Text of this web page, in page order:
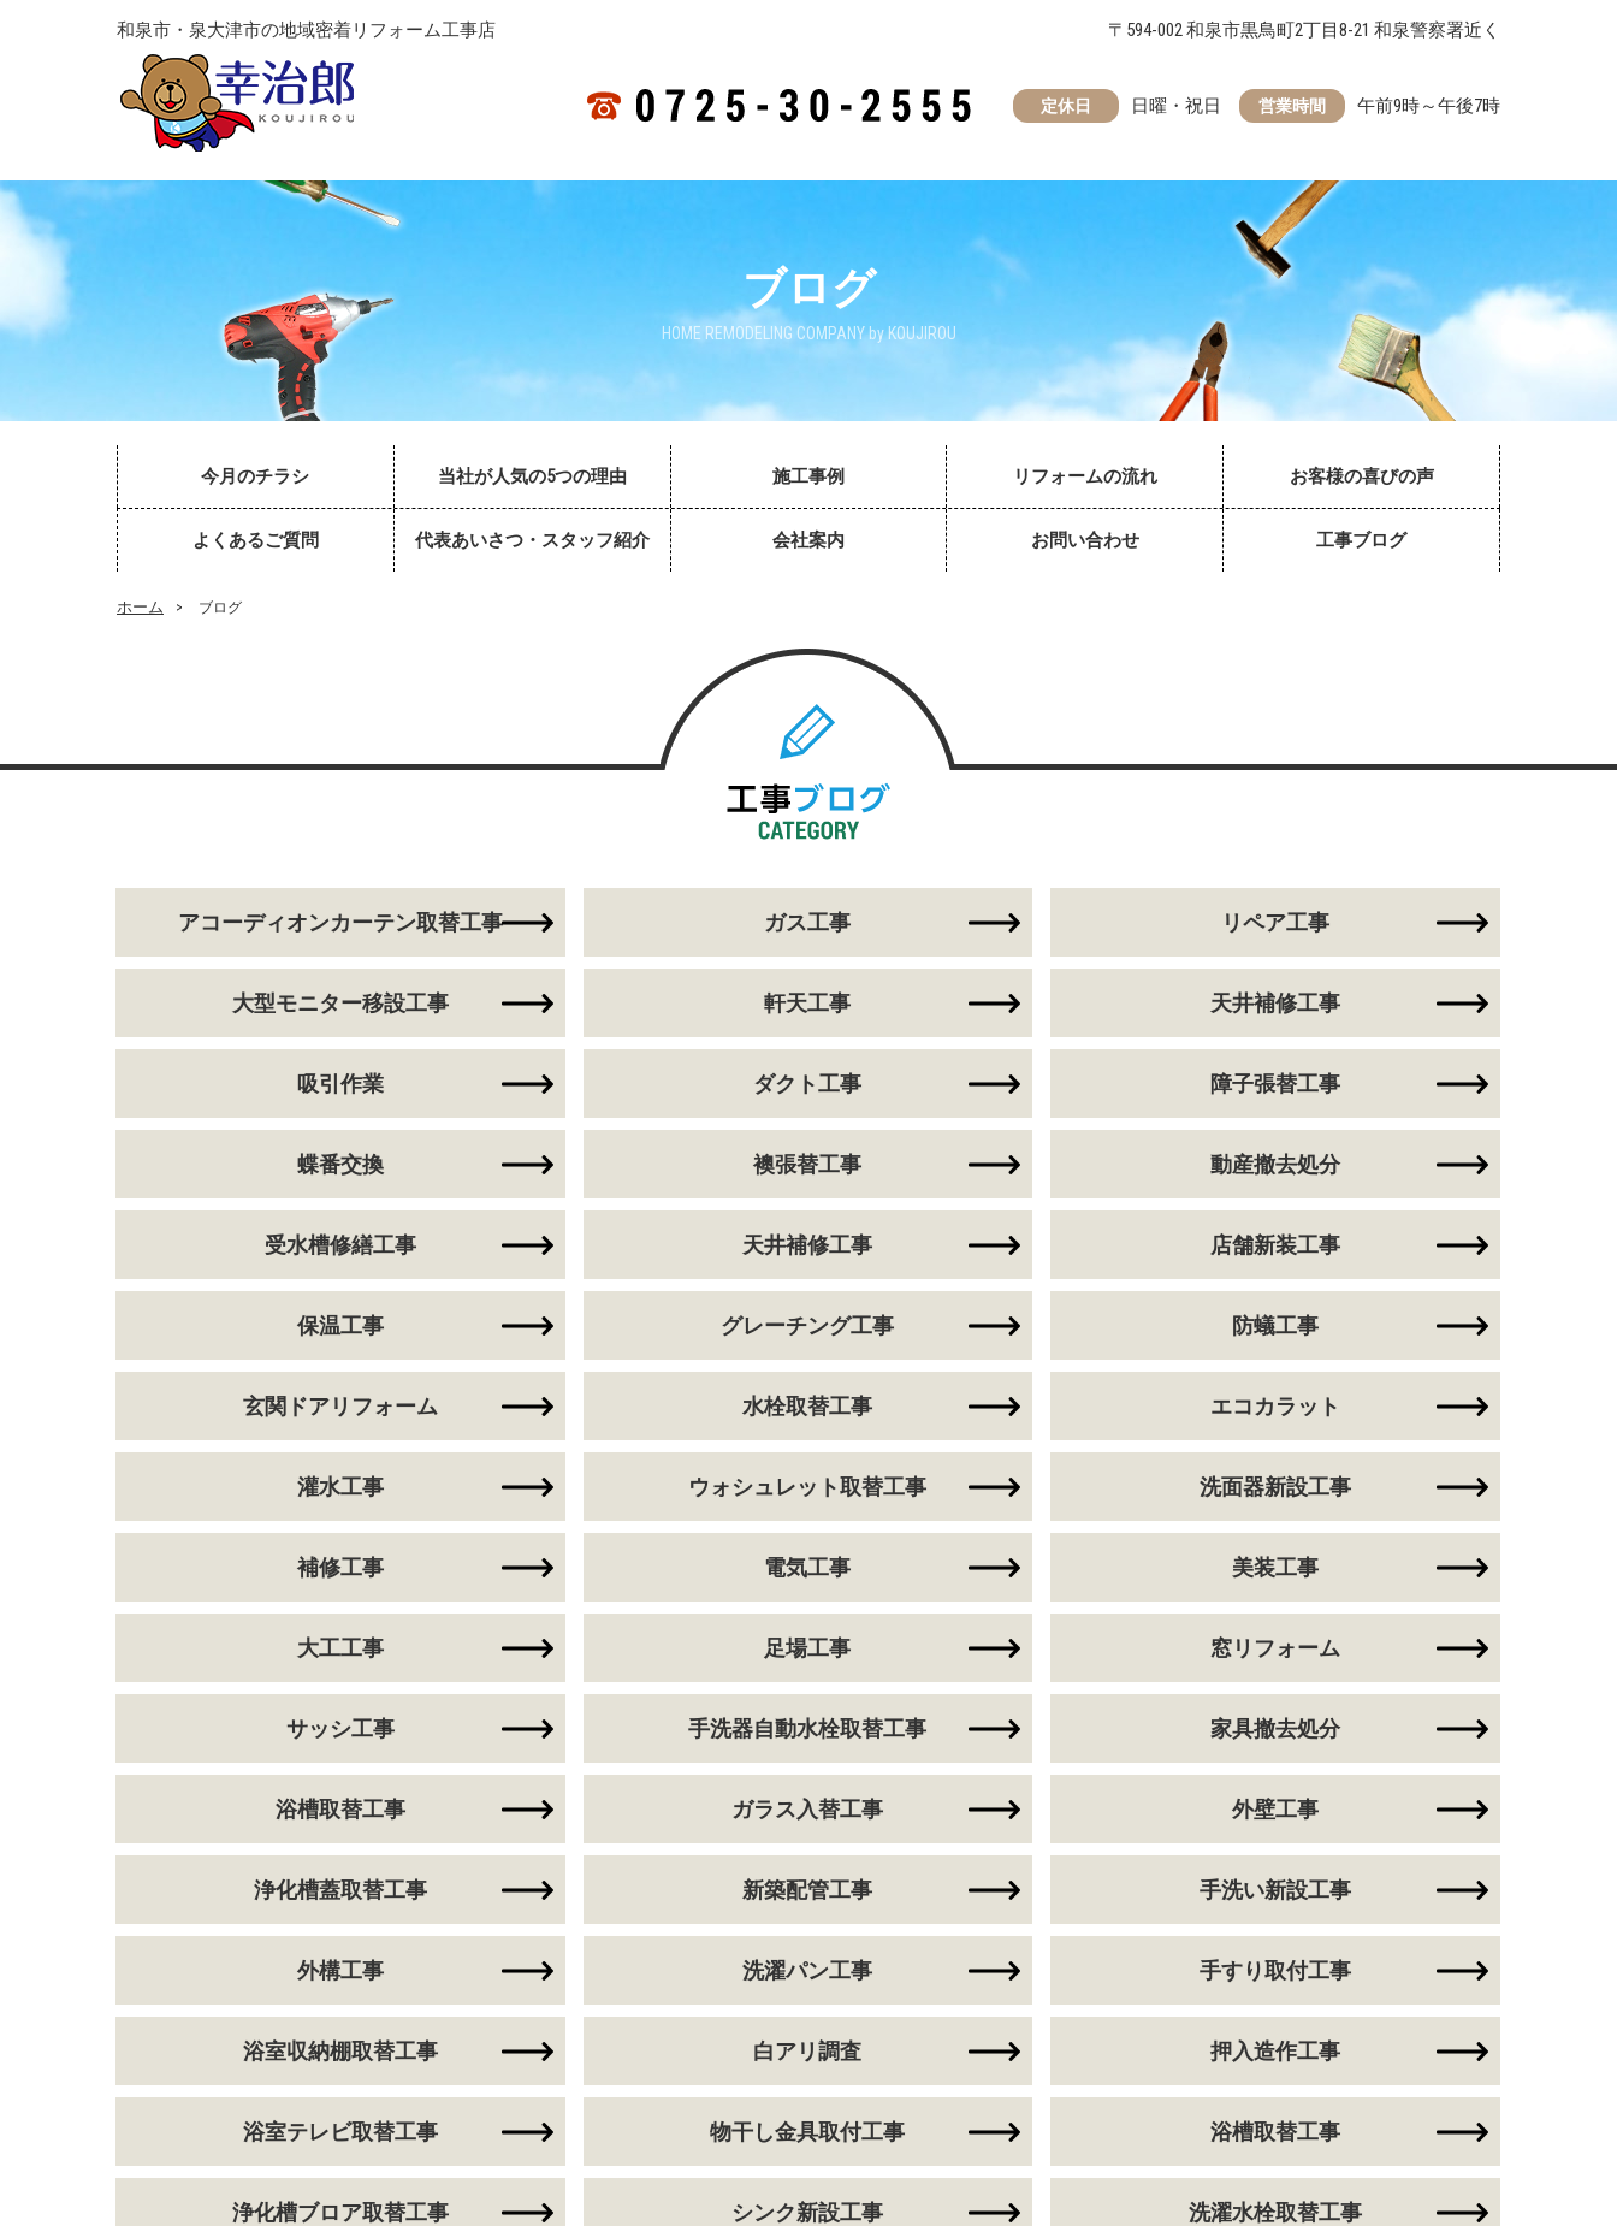
和泉市・泉大津市の地域密着リフォーム工事店 〒594-002 和泉市黒鳥町2丁目8-21 和泉警察署近く
営業時間 午前9時～午後7時
定休日 日曜・祝日
ブログ
HOME REMODELING COMPANY by KOUJIROU
今月のチラシ 当社が人気の5つの理由 施工事例 リフォームの流れ お客様の喜びの声
よくあるご質問 代表あいさつ・スタッフ紹介 会社案内 お問い合わせ 工事ブログ
ホーム > ブログ
アコーディオンカーテン取替工事 ガス工事 リペア工事
大型モニター移設工事 軒天工事 天井補修工事
吸引作業 ダクト工事 障子張替工事
蝶番交換 襖張替工事 動産撤去処分
受水槽修繕工事 天井補修工事 店舗新装工事
保温工事 グレーチング工事 防蟻工事
玄関ドアリフォーム 水栓取替工事 エコカラット
灌水工事 ウォシュレット取替工事 洗面器新設工事
補修工事 電気工事 美装工事
大工工事 足場工事 窓リフォーム
サッシ工事 手洗器自動水栓取替工事 家具撤去処分
浴槽取替工事 ガラス入替工事 外壁工事
浄化槽蓋取替工事 新築配管工事 手洗い新設工事
外構工事 洗濯パン工事 手すり取付工事
浴室収納棚取替工事 白アリ調査 押入造作工事
浴室テレビ取替工事 物干し金具取付工事 浴槽取替工事
浄化槽ブロア取替工事 シンク新設工事 洗濯水栓取替工事